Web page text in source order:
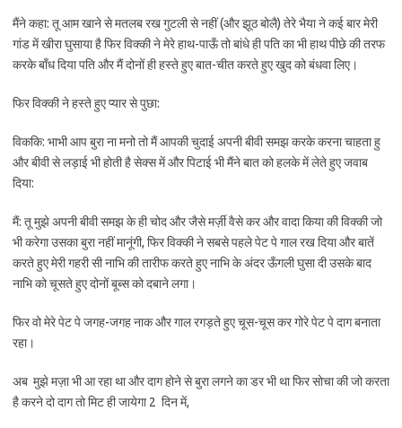
मैंने कहा: तू आम खाने से मतलब रख गुटली से नहीं (और झूठ बोलै) तेरे भैया ने कई बार मेरी
गांड में खीरा घुसाया है फिर विक्की ने मेरे हाथ-पाऊँ तो बांधे ही पति का भी हाथ पीछे की तरफ
करके बाँध दिया पति और मैं दोनों ही हस्ते हुए बात-चीत करते हुए खुद को बंधवा लिए।
फिर विक्की ने हस्ते हुए प्यार से पुछा:
विककि: भाभी आप बुरा ना मनो तो मैं आपकी चुदाई अपनी बीवी समझ करके करना चाहता हु
और बीवी से लड़ाई भी होती है सेक्स में और पिटाई भी मैंने बात को हलके में लेते हुए जवाब
दिया:
मैं: तू मुझे अपनी बीवी समझ के ही चोद और जैसे मर्ज़ी वैसे कर और वादा किया की विक्की जो
भी करेगा उसका बुरा नहीं मानूंगी, फिर विक्की ने सबसे पहले पेट पे गाल रख दिया और बातें
करते हुए मेरी गहरी सी नाभि की तारीफ करते हुए नाभि के अंदर ऊँगली घुसा दी उसके बाद
नाभि को चूसते हुए दोनों बूब्स को दबाने लगा।
फिर वो मेरे पेट पे जगह-जगह नाक और गाल रगड़ते हुए चूस-चूस कर गोरे पेट पे दाग बनाता
रहा।
अब मुझे मज़ा भी आ रहा था और दाग होने से बुरा लगने का डर भी था फिर सोचा की जो करता
है करने दो दाग तो मिट ही जायेगा 2 दिन में,